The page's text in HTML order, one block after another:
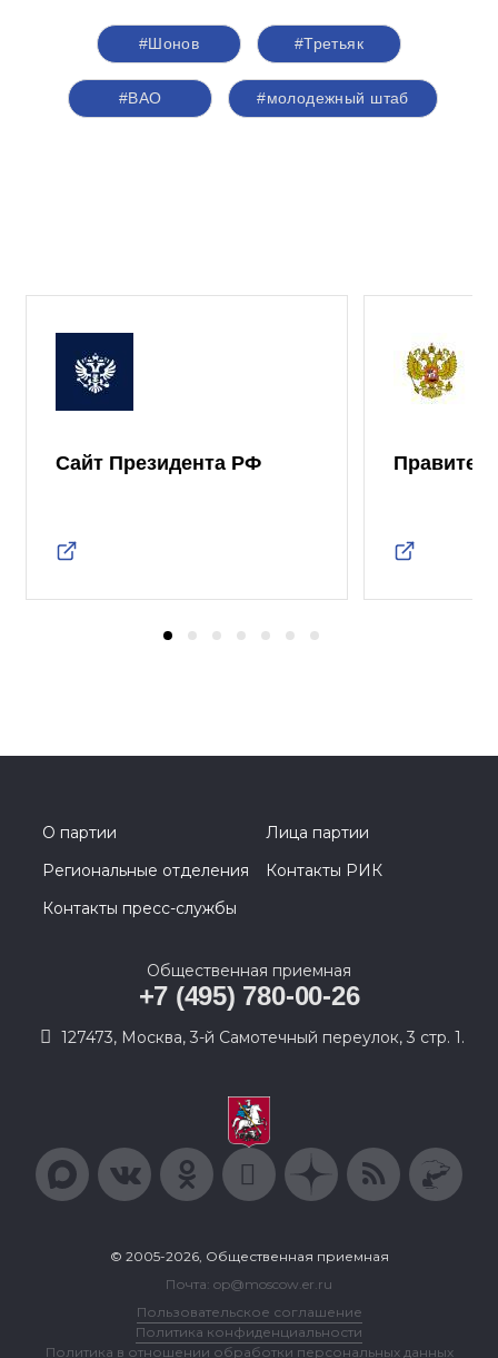
#Шонов #Третьяк
#ВАО #молодежный штаб
Сайт Президента РФ
О партии
Лица партии
Региональные отделения
Контакты РИК
Контакты пресс-службы
Общественная приемная
+7 (495) 780-00-26
127473, Москва, 3-й Самотечный переулок, 3 стр. 1.
© 2005-2026, Общественная приемная
Почта: op@moscow.er.ru
Пользовательское соглашение
Политика конфиденциальности
Политика в отношении обработки персональных данных